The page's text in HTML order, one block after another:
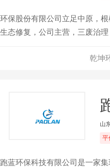
环保股份有限公司立足中原，
态修复，公司主营，三废治
吸泥机，各种推流搅拌器，潜
乾坤
山
平
跑蓝环保科技有限公司是一家